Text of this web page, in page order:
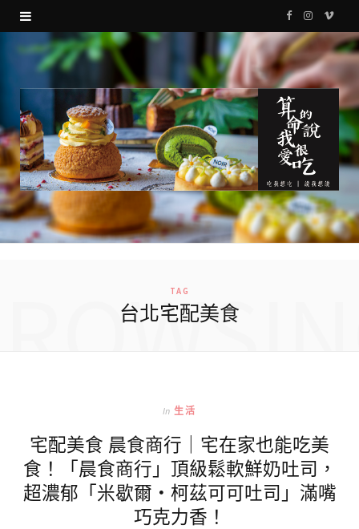
F
a
c
e
b
o
k
I
s
g
r
a
V
i
TAG
台北宅配美食
In 生活
宅配美食 晨食商行｜宅在家也能吃美
食！「晨食商行」頂級鬆軟鮮奶吐司，
超濃郁「米歇爾‧柯茲可可吐司」滿嘴
巧克力香！